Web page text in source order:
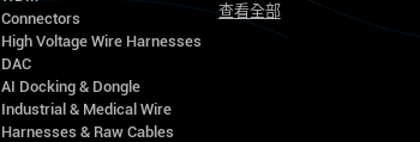
Connectors
High Voltage Wire Harnesses
DAC
AI Docking & Dongle
Industrial & Medical Wire
Harnesses & Raw Cables
查看全部